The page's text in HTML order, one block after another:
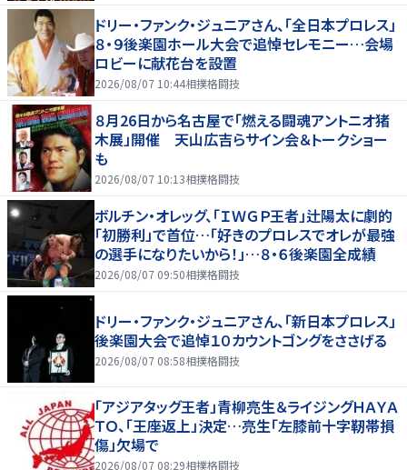
ドリー・ファンク・ジュニアさん、「全日本プロレス」
８・９後楽園ホール大会で追悼セレモニー…会場
ロビーに献花台を設置
2026/08/07 10:44相撲格闘技
８月26日から名古屋で「燃える闘魂アントニオ猪
木展」開催 天山広吉らサイン会＆トークショー
も
2026/08/07 10:13相撲格闘技
ボルチン・オレッグ、「ＩＷＧＰ王者」辻陽太に劇的
「初勝利」で首位…「好きのプロレスでオレが最強
の選手になりたいから！」…８・６後楽園全成績
2026/08/07 09:50相撲格闘技
ドリー・ファンク・ジュニアさん、「新日本プロレス」
後楽園大会で追悼１０カウントゴングをささげる
2026/08/07 08:58相撲格闘技
「アジアタッグ王者」青柳亮生＆ライジングＨＡＹＡ
ＴＯ、「王座返上」決定…亮生「左膝前十字靭帯損
傷」欠場で
2026/08/07 08:29相撲格闘技